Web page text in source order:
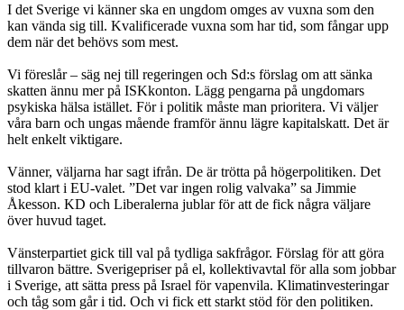
I det Sverige vi känner ska en ungdom omges av vuxna som den
kan vända sig till. Kvalificerade vuxna som har tid, som fångar upp
dem när det behövs som mest.
Vi föreslår – säg nej till regeringen och Sd:s förslag om att sänka
skatten ännu mer på ISKkonton. Lägg pengarna på ungdomars
psykiska hälsa istället. För i politik måste man prioritera. Vi väljer
våra barn och ungas mående framför ännu lägre kapitalskatt. Det är
helt enkelt viktigare.
Vänner, väljarna har sagt ifrån. De är trötta på högerpolitiken. Det
stod klart i EU-valet. ”Det var ingen rolig valvaka” sa Jimmie
Åkesson. KD och Liberalerna jublar för att de fick några väljare
över huvud taget.
Vänsterpartiet gick till val på tydliga sakfrågor. Förslag för att göra
tillvaron bättre. Sverigepriser på el, kollektivavtal för alla som jobbar
i Sverige, att sätta press på Israel för vapenvila. Klimatinvesteringar
och tåg som går i tid. Och vi fick ett starkt stöd för den politiken.